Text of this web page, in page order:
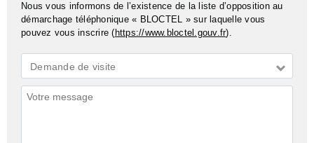
Nous vous informons de l’existence de la liste d’opposition au
démarchage téléphonique « BLOCTEL » sur laquelle vous
pouvez vous inscrire ( https://www.bloctel.gouv.fr).
Demande
*
Demande de visite
Commentaires